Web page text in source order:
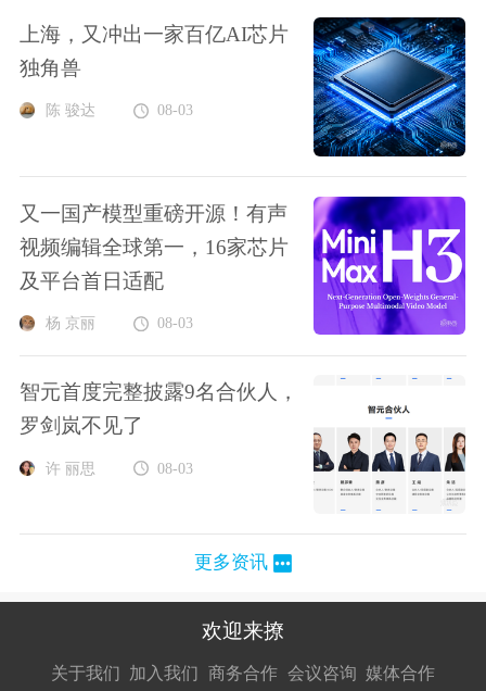
上海，又冲出一家百亿AI芯片
独角兽
陈 骏达 08-03
又一国产模型重磅开源！有声
视频编辑全球第一，16家芯片
及平台首日适配
杨 京丽 08-03
智元首度完整披露9名合伙人，
罗剑岚不见了
许 丽思 08-03
更多资讯
欢迎来撩
关于我们 加入我们
接扔简历
商务合作
接开聊
会议咨询 媒体合作
接开聊